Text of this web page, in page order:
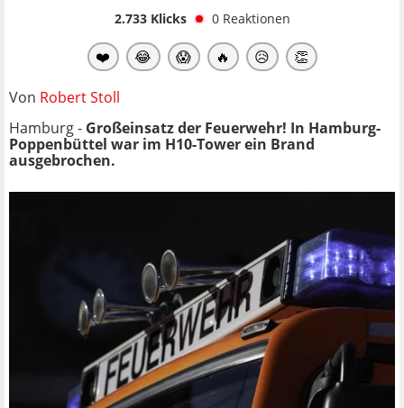
2.733Klicks 0 Reaktionen
❤️ 😂 😱 🔥 😥 👏
Von Robert Stoll
Hamburg - Großeinsatz der Feuerwehr! In Hamburg-
Poppenbüttel war im H10-Tower ein Brand
ausgebrochen.